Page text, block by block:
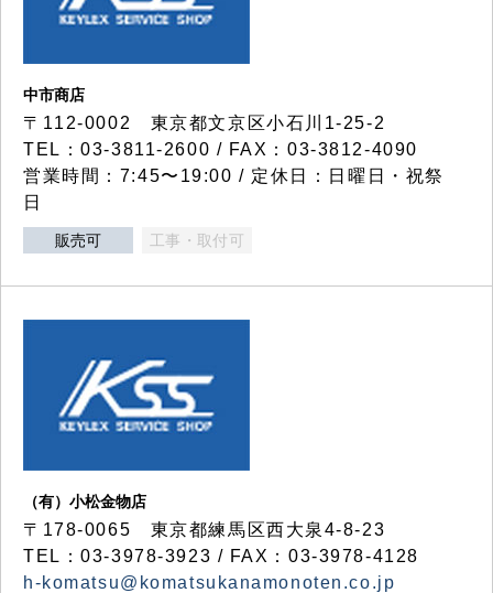
中市商店
〒112-0002 東京都文京区小石川1-25-2
TEL：03-3811-2600 / FAX：03-3812-4090
営業時間：7:45〜19:00 / 定休日：日曜日・祝祭
日
販売可 工事・取付可
（有）小松金物店
〒178-0065 東京都練馬区西大泉4-8-23
TEL：03-3978-3923 / FAX：03-3978-4128
h-komatsu@komatsukanamonoten.co.jp